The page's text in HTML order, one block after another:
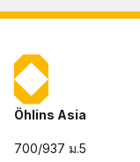
Öhlins Asia
700/937 ม.5